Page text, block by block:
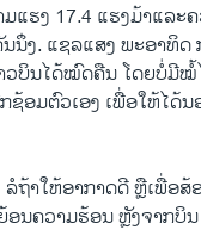
ຮງ 17.4 ແຮງ​ມ້າແລະ
ງ. ແຊລແສງ ພະອາທິດ
ບິນໄດ້ໝົດຄືນ ໂດຍບໍ່ມີ
ອມ​ຕົວ​ເອງ ເພື່ອໃຫ້ໄດ້​
ຖ້າ​ໃຫ້​ອາກາດ​ດີ ຫຼື​ເພື່ອສ້
ນ​ຄວາມ​ຮ້ອນ​ ຫຼັງ​ຈາກບິ